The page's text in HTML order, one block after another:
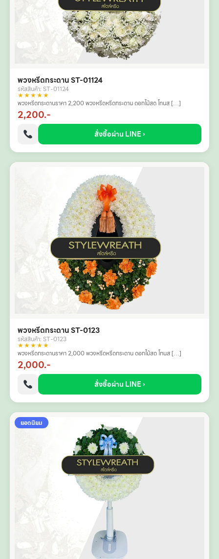
พวงหรีดกระดาน ST-01124
รหัสสินค้า: ST-01124
★★★★★
พวงหรีดกระดานราคา 2,200 พวงหรีดหรีดกระดาน ดอกไม้สด โทนส […]
2,200.-
สั่งซื้อผ่าน LINE ›
พวงหรีดกระดาน ST-0123
รหัสสินค้า: ST-0123
★★★★★
พวงหรีดกระดานราคา 2,000 พวงหรีดหรีดกระดาน ดอกไม้สด โทนส […]
2,000.-
สั่งซื้อผ่าน LINE ›
ยอดนิยม